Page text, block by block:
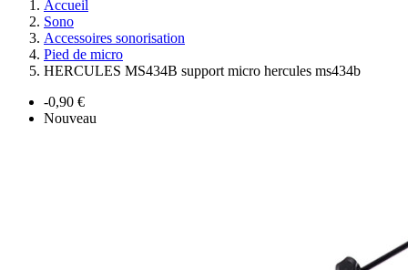
Accueil
Sono
Accessoires sonorisation
Pied de micro
HERCULES MS434B support micro hercules ms434b
-0,90 €
Nouveau